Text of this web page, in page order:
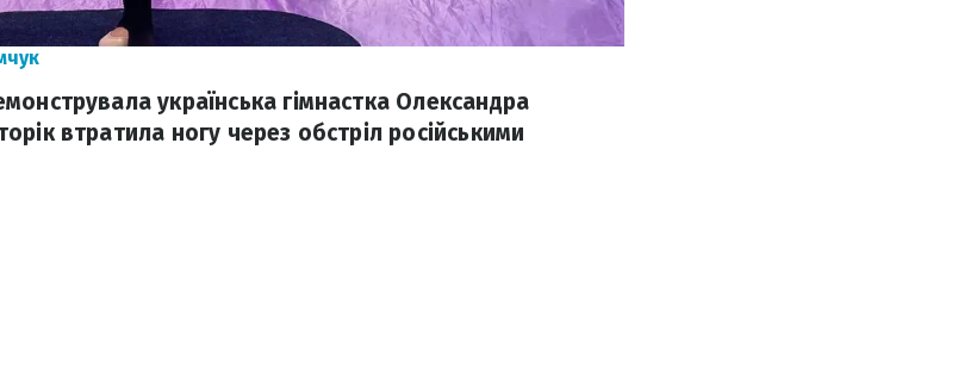
українська гімнастка Олександра
втратила ногу через обстріл російськими